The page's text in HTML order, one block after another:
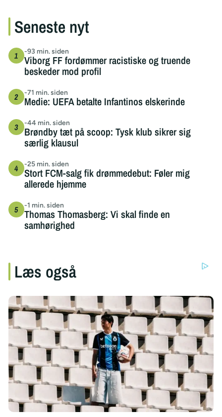
Seneste nyt
-93 min. siden
Viborg FF fordømmer racistiske og truende
beskeder mod profil
-71 min. siden
Medie: UEFA betalte Infantinos elskerinde
-44 min. siden
Brøndby tæt på scoop: Tysk klub sikrer sig
særlig klausul
-25 min. siden
Stort FCM-salg fik drømmedebut: Føler mig
allerede hjemme
-1 min. siden
Thomas Thomasberg: Vi skal finde en
samhørighed